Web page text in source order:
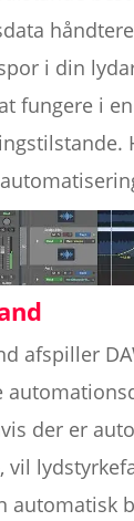
i din
fungere i
afspiller
der er
vil
automatisk